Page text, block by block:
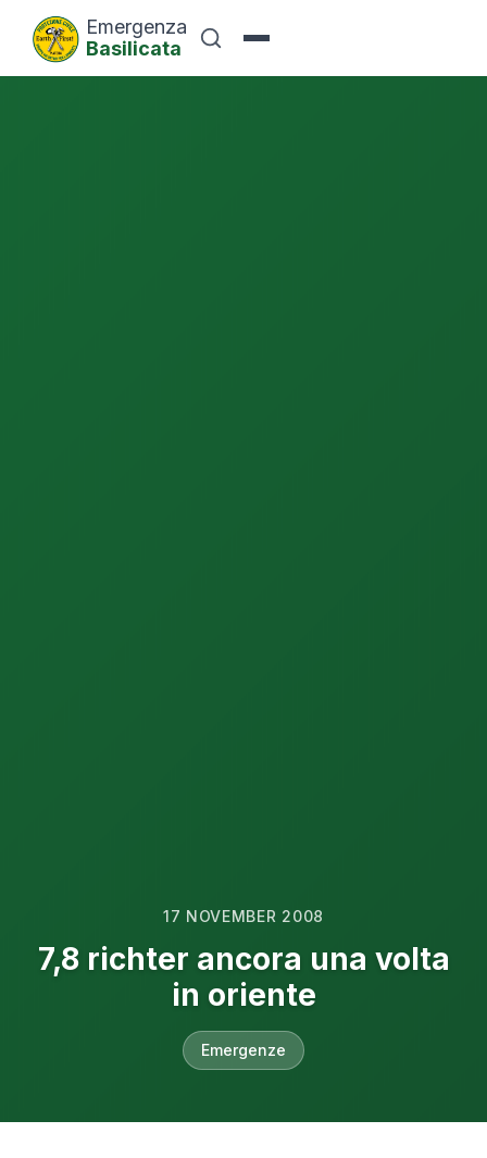
Emergenza
Basilicata
17 NOVEMBER 2008
7,8 richter ancora una volta
in oriente
Emergenze